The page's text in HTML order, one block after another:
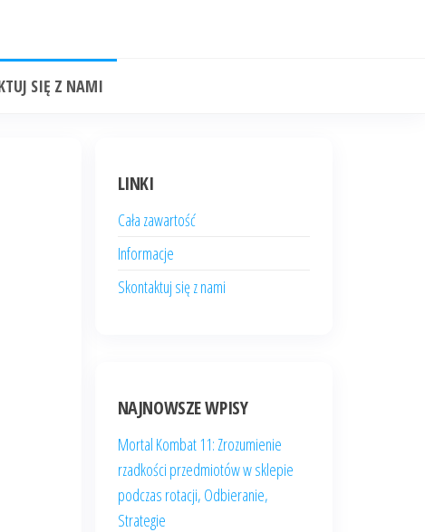
SIĘ Z NAMI
LINKI
Cała zawartość
Informacje
Skontaktuj się z nami
NAJNOWSZE WPISY
Mortal Kombat 11: Zrozumienie
rzadkości przedmiotów w sklepie
podczas rotacji, Odbieranie,
Strategie